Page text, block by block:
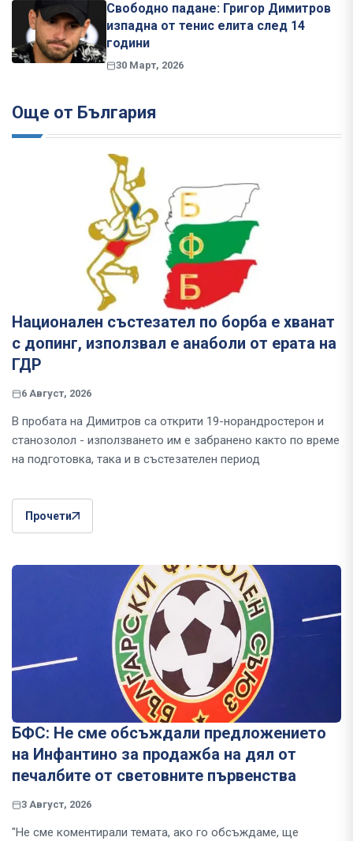
Свободно падане: Григор Димитров
изпадна от тенис елита след 14
години
30 Март, 2026
Още от България
Национален състезател по борба е хванат
с допинг, използвал е анаболи от ерата на
ГДР
6 Август, 2026
В пробата на Димитров са открити 19-норандростерон и
станозолол - използването им е забранено както по време
на подготовка, така и в състезателен период
Прочети
БФС: Не сме обсъждали предложението
на Инфантино за продажба на дял от
печалбите от световните първенства
3 Август, 2026
"Не сме коментирали темата, ако го обсъждаме, ще